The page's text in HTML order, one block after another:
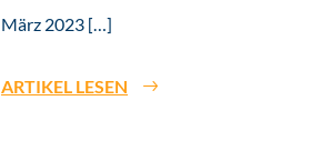
März 2023 […]
ARTIKEL LESEN